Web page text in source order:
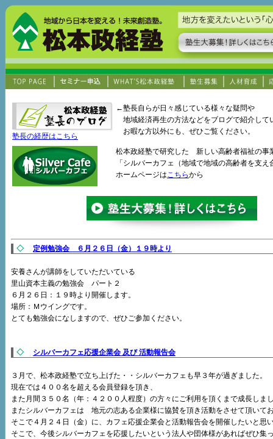
塾長の経歴はこちら
←塾長自らが日々感じている様々な疑問や
地域経済再生の方法などをブログで紹介して
お暇な方以外にも、ぜひご覧ください。
松本政経塾で研究した 新しい高齢者福祉の事
「シルバーカフェ（地域で地域の高齢者を支
ホームページはこちらから
◇ 定例勉強会 ６月２６日（金）１９時より
安養さんが講師をしていただいている
里山資本主義の勉強会 パート２
６月２６日：１９時より開催します。
場所：Ｍウイングです。
とても勉強会になしますので、ぜひご参加ください。
◇ シルバーカフェ応援企業会 及び 活動報告会
３月で、松本政経塾で立ち上げた・・シルバーカフェも早３年が過ぎました。
現在では４００名を超える会員登録を頂き、
また月間３５０名（年：４２００人程度）の方々にご利用を頂くまで成長しま
またシルバーカフェは 地元の志ある企業様に協賛を頂き活動をさせて頂いて
そこで４月２４日（金）に、カフェ応援企業会と活動報告会を開催したいと思
そこで、今後シルバーカフェを応援したいという法人や団体様があればぜひ集